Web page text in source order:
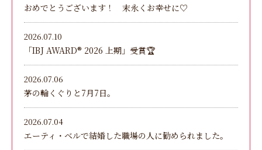
おめでとうございます！ 末永くお幸せに♡
2026.07.10
「IBJ AWARD®︎ 2026 上期」受賞🏆
2026.07.06
茅の輪くぐりと7月7日。
2026.07.04
エーティ・ベルで結婚した職場の人に勧められました。